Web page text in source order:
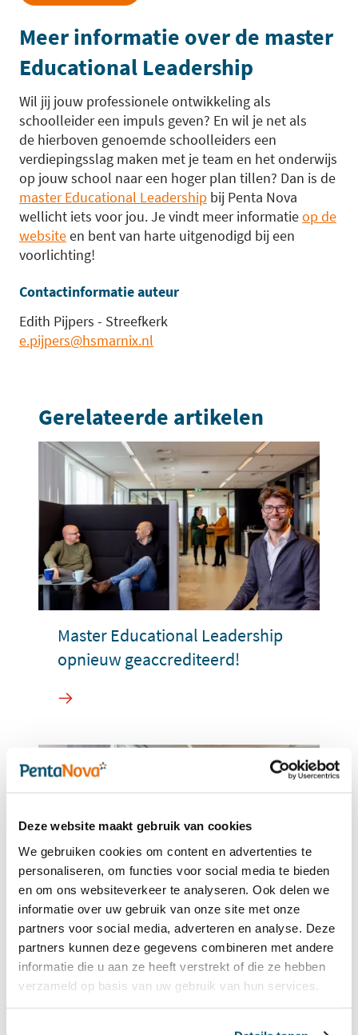
Deze website maakt gebruik van cookies
We gebruiken cookies om content en advertenties te
personaliseren, om functies voor social media te bieden
en om ons websiteverkeer te analyseren. Ook delen we
informatie over uw gebruik van onze site met onze
partners voor social media, adverteren en analyse. Deze
partners kunnen deze gegevens combineren met andere
informatie die u aan ze heeft verstrekt of die ze hebben
verzameld op basis van uw gebruik van hun services.
Meer informatie over de master
Educational Leadership
Wil jij jouw professionele ontwikkeling als
schoolleider een impuls geven? En wil je net als
de hierboven genoemde schoolleiders een
verdiepingsslag maken met je team en het onderwijs
op jouw school naar een hoger plan tillen? Dan is de
master Educational Leadership bij Penta Nova
wellicht iets voor jou. Je vindt meer informatieop de
websiteen bent van harte uitgenodigd bij een
voorlichting!
Contactinformatie auteur
Edith Pijpers - Streefkerk
e.pijpers@hsmarnix.nl
Gerelateerde artikelen
Master Educational Leadership
opnieuw geaccrediteerd!
Goed nieuws voor schoolleiders:
aanvragen Schoolleidersbeurs-
VO mogelijk!